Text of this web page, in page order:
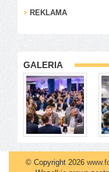
REKLAMA
GALERIA
© Copyright 2026